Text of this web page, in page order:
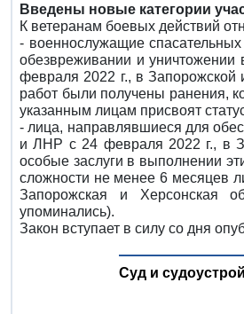
Введены новые категории
К ветеранам боевых действий
- военнослужащие
обезвреживании и
февраля 2022 г., в Запорожской
работ были получены ранения,
указанным лицам присвоят
- лица, направлявшиеся для
и ЛНР с 24 февраля 2022 г., в
особые заслуги в выполнении
сложности не менее 6 месяцев
Запорожская и Херсонская
упоминались).
Закон вступает в силу со дня
Суд и